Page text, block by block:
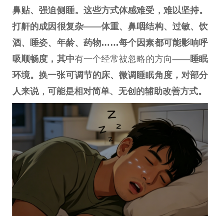
鼻贴、强迫侧睡。这些方式体感难受，难以坚持。
打鼾的成因很复杂——体重、鼻咽结构、过敏、饮
酒、睡姿、年龄、药物……每个因素都可能影响呼
吸顺畅度，其中有一个经常被忽略的方向——睡眠
环境。换一张可调节的床、微调睡眠角度，对部分
人来说，可能是相对简单、无创的辅助改善方式。